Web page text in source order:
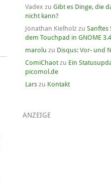
Vadex zuGibt es Dinge, die
nicht kann?
Jonathan Kielholz zuSanftes
dem Touchpad in GNOME 3.4
marolu zu Disqus: Vor- und
ComiChaotzu Ein
picomol.de
Lars zu Kontakt
ANZEIGE